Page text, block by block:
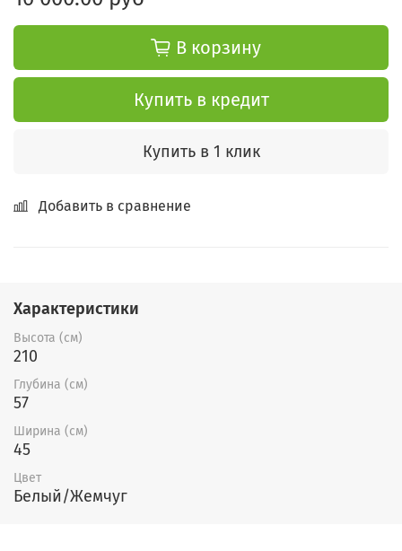
В корзину
Купить в кредит
Купить в 1 клик
Добавить в сравнение
Характеристики
Высота (см)
210
Глубина (см)
57
Ширина (см)
45
Цвет
Белый/Жемчуг